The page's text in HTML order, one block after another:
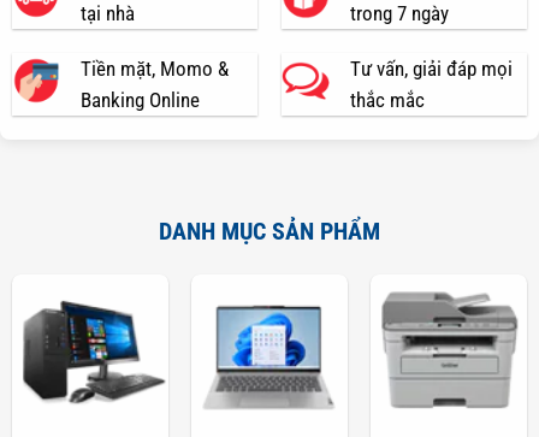
tại nhà
trong 7 ngày
Tiền mặt, Momo &
Banking Online
Tư vấn, giải đáp mọi
thắc mắc
DANH MỤC SẢN PHẨM